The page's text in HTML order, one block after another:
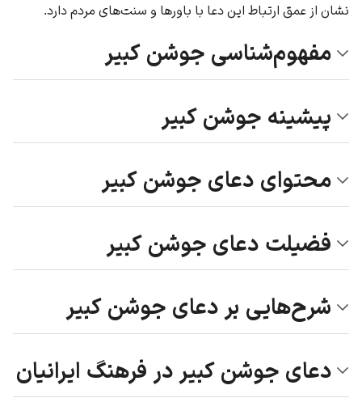
نشان از عمق ارتباط این دعا با باورها و سنت‌های مردم دارد.
مفهوم‌شناسی جوشن کبیر
پیشینه جوشن کبیر
محتوای دعای جوشن کبیر
فضیلت دعای جوشن کبیر
شرح‌هایی بر دعای جوشن کبیر
دعای جوشن کبیر در فرهنگ ایرانیان